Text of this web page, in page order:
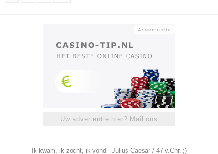
Uw advertentie hier? Mail ons
Ik kwam, ik zocht, ik vond - Julius Caesar / 47 v.Chr. ;)